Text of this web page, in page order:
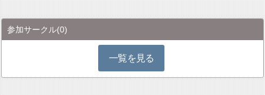
参加サークル(0)
一覧を見る